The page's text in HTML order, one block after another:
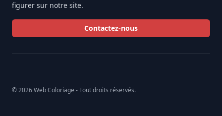
figurer sur notre site.
Contactez-nous
© 2026 Web Coloriage - Tout droits réservés.